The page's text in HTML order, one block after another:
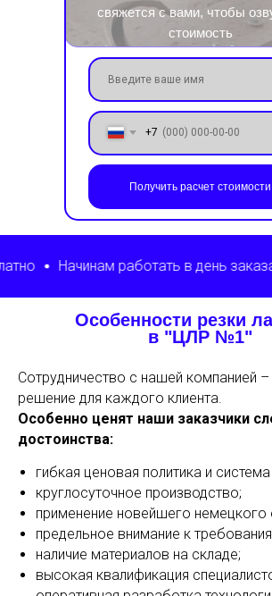
свяжется с вами, чтобы
стоимость
+7
Получить расчет стоимости
работать в день заказа
Особенности резки
в "ЦЛР №1"
Сотрудничество с нашей компанией
решение для каждого клиента.
Особенно ценят наши заказчики
достоинства:
гибкая ценовая политика и
круглосуточное производство;
применение новейшего немецкого
предельное внимание к
наличие материалов на складе;
высокая квалификация